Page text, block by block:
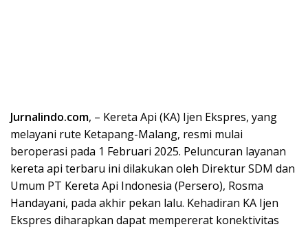
Jurnalindo.com, – Kereta Api (KA) Ijen Ekspres, yang
melayani rute Ketapang-Malang, resmi mulai
beroperasi pada 1 Februari 2025. Peluncuran layanan
kereta api terbaru ini dilakukan oleh Direktur SDM dan
Umum PT Kereta Api Indonesia (Persero), Rosma
Handayani, pada akhir pekan lalu. Kehadiran KA Ijen
Ekspres diharapkan dapat mempererat konektivitas